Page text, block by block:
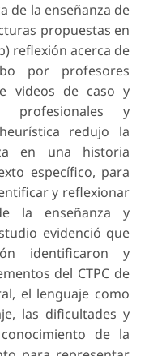
de la enseñanza de
propuestas en
reflexión acerca de
por profesores
videos de caso y
profesionales y
redujo la
en una historia
específico, para
y reflexionar
la enseñanza y
evidenció que
identificaron y
del CTPC de
el lenguaje como
las dificultades y
de la